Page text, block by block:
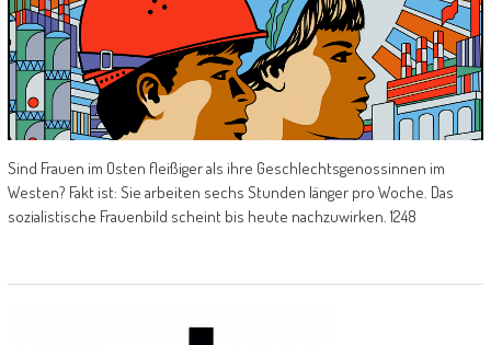
Sind Frauen im Osten fleißiger als ihre Geschlechtsgenossinnen im
Westen? Fakt ist: Sie arbeiten sechs Stunden länger pro Woche. Das
sozialistische Frauenbild scheint bis heute nachzuwirken. 1248